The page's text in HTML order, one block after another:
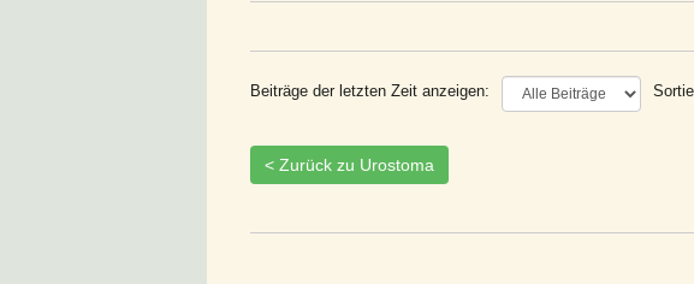
Beiträge der letzten Zeit anzeigen:
< Zurück zu Urostoma